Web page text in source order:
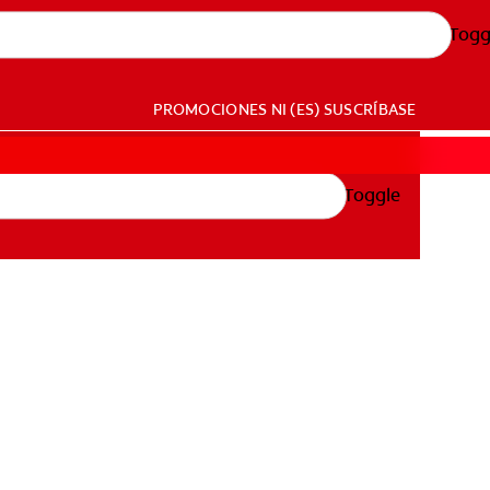
PROMOCIONES NI (ES) SUSCRÍBASE
Toggle